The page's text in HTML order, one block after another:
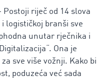
Postoji riječ od 14 slova
logističkoj branši sve
unutar rječnika i
Ona je
sve više vožnji. Kako bi
poduzeća već sada